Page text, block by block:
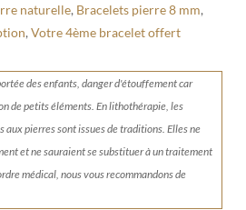
naturelle, Bracelets pierre 8 mm,
,Votre 4ème bracelet offert
des enfants, danger d'étouffement car
de petits éléments.En lithothérapie, les
pierres sont issues de traditions. Elles ne
et ne sauraient se substituer à un traitement
médical, nous vous recommandons de